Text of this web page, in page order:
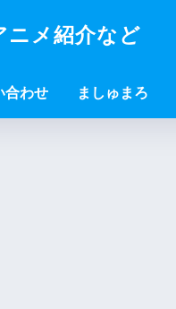
メ紹介など
合わせ ましゅまろ